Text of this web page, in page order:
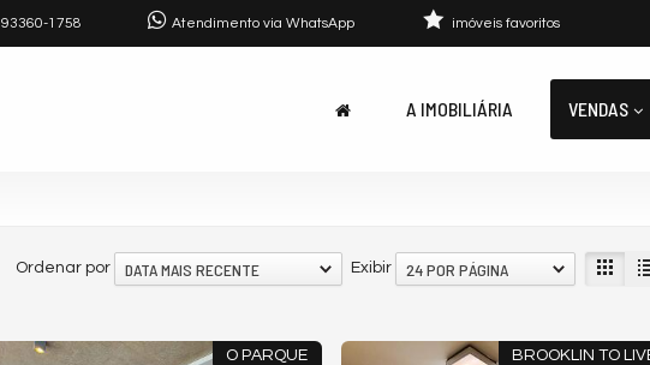
93360-1758 Atendimento via WhatsApp imóveis favoritos
A IMOBILIÁRIA VENDAS
Exibir 24 POR PÁGINA
Ordenar por DATA MAIS RECENTE
O PARQUE BROOKLIN TO